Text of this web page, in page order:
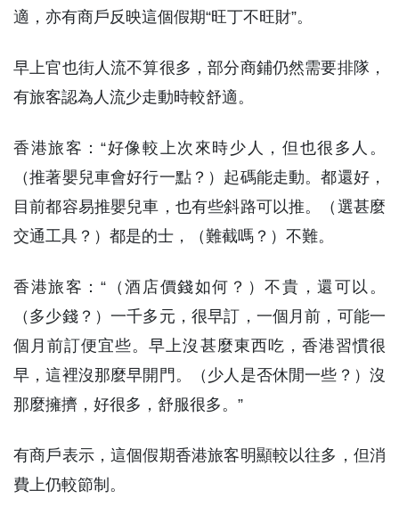
適，亦有商戶反映這個假期“旺丁不旺財”。
早上官也街人流不算很多，部分商鋪仍然需要排隊，
有旅客認為人流少走動時較舒適。
香港旅客：“好像較上次來時少人，但也很多人。
（推著嬰兒車會好行一點？）起碼能走動。都還好，
目前都容易推嬰兒車，也有些斜路可以推。（選甚麼
交通工具？）都是的士，（難截嗎？）不難。
香港旅客：“（酒店價錢如何？）不貴，還可以。
（多少錢？）一千多元，很早訂，一個月前，可能一
個月前訂便宜些。早上沒甚麼東西吃，香港習慣很
早，這裡沒那麼早開門。（少人是否休閒一些？）沒
那麼擁擠，好很多，舒服很多。”
有商戶表示，這個假期香港旅客明顯較以往多，但消
費上仍較節制。